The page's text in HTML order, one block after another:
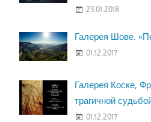
23.01.2018
Галерея Шове.
01.12.2017
Галерея Коске,
трагичной
01.12.2017